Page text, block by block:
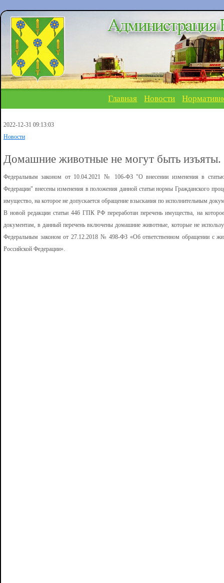
Главная Новости
2022-12-31 09:13:03
Новости
Домашние животные не могут быть изъяты.
Федеральным законом от 10.04.2021 № 106-ФЗ "О внесении изменения в статью
Федерации" внесены изменения в положения данной статьи нормы Гражданского
имущество, на которое не допускается обращение взыскания по исполнительным
В новой редакции статьи 446 ГПК РФ переработан перечень имущества, на
документам, в данный перечень включены домашние животные, которые не
Федеральным законом от 27.12.2018 № 498-ФЗ «Об ответственном обращении с
Российской Федерации».